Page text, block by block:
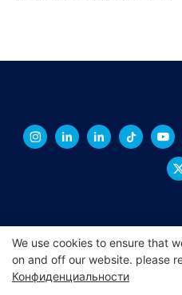
Copyright © 2026 СИНЧЭН -
Политика
We use cookies to ensure that
on and off our website. please
Конфиденциальности